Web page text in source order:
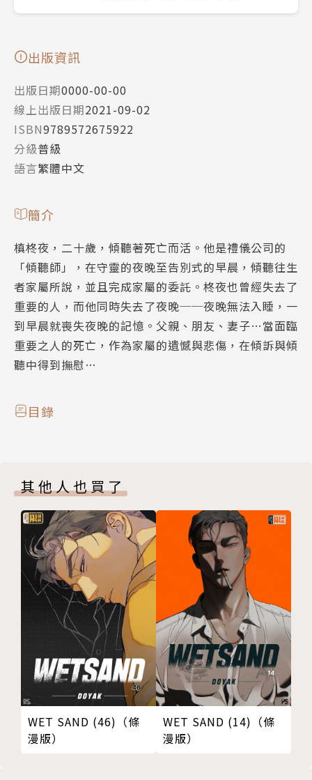
出版資訊
出版日期0000-00-00
線上出版日期2021-09-02
ISBN9789572675922
分級普級
語言繁體中文
簡介
槙柊夜，二十歲，傾聽著死亡而活。他是禮儀公司的
「傾聽師」，在守靈的夜晚至告別式的早晨，傾聽往生
者家屬所說，並且完成家屬的委託。柊夜也曾經失去了
重要的人，而他同時失去了夜晚──夜晚無法入睡，一
到早晨就喪失夜晚的記憶。父親、朋友、妻子…當面臨
重要之人的死亡，作為家屬的遺憾與悲傷，在傾訴與傾
聽中得到撫慰…
目錄
其他人也買了
WET SAND (46)（條
漫版）
WET SAND (14)（條
漫版）